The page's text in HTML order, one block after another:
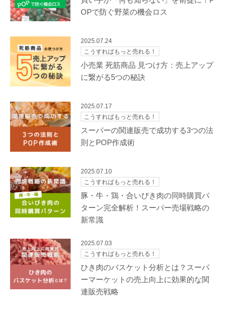
OPで防ぐ野菜の機会ロス
2025.07.24
こうすればもっと売れる！
小売業 死筋商品 見つけ方：売上アップ
に繋がる5つの秘訣
2025.07.17
こうすればもっと売れる！
スーパーの関連販売で成功する3つの法
則とPOP作成術
2025.07.10
こうすればもっと売れる！
豚・牛・鶏・合いびき肉の同時購買パ
ターン完全解析！スーパー売場戦略の
新常識
2025.07.03
こうすればもっと売れる！
ひき肉のバスケット分析とは？スーパ
ーマーケットの売上向上に効果的な関
連販売戦略